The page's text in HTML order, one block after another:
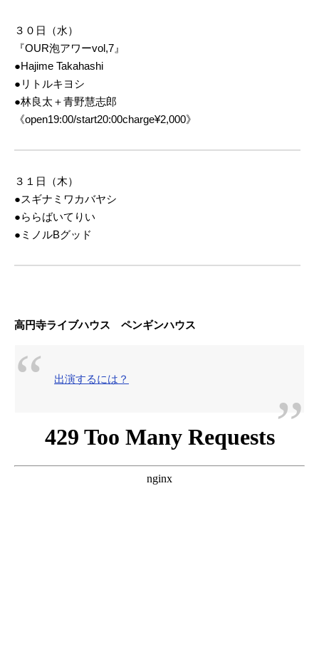
３０日（水）
『OUR泡アワーvol,7』
●Hajime Takahashi
●リトルキヨシ
●林良太＋青野慧志郎
《open19:00/start20:00charge¥2,000》
３１日（木）
●スギナミワカバヤシ
●ららばいてりい
●ミノルBグッド
高円寺ライブハウス ペンギンハウス
出演するには？